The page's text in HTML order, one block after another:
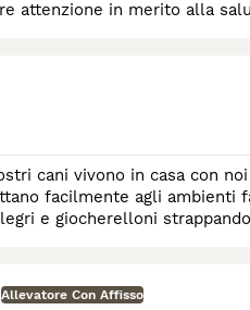
cani vivono in casa con
facilmente agli ambienti
e giocherelloni
Allevatore Con Affisso